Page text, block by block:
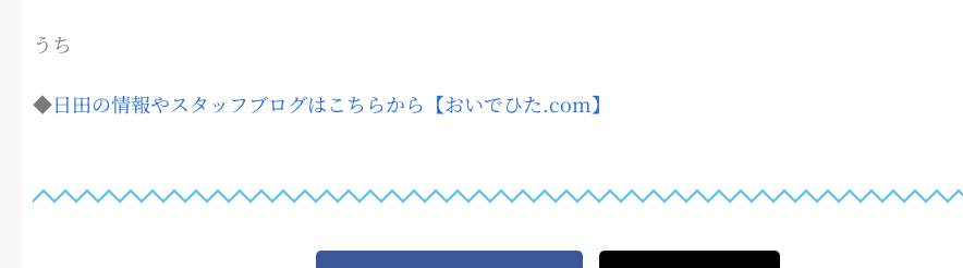
うち
◆日田の情報やスタッフブログはこちらから【おいでひた.com】